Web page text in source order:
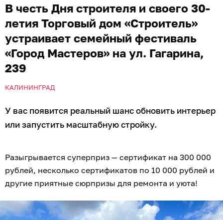
В честь Дня строителя и своего 30-
летия Торговый дом «Строитель»
устраивает семейный фестиваль
«Город Мастеров» на ул. Гагарина,
239
КАЛИНИНГРАД
У вас появится реальный шанс обновить интерьер
или запустить масштабную стройку.
Разыгрывается суперприз — сертификат на 300 000
рублей, несколько сертификатов по 10 000 рублей и
другие приятные сюрпризы для ремонта и уюта!